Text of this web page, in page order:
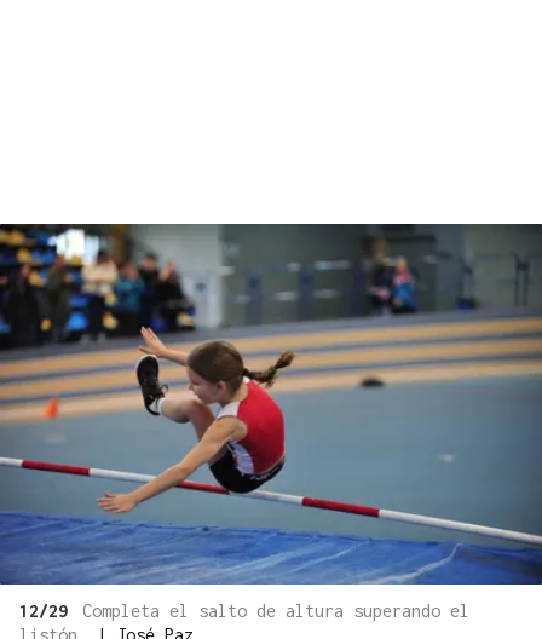
12/29
Completa el salto de altura superando el
listón.
| José Paz